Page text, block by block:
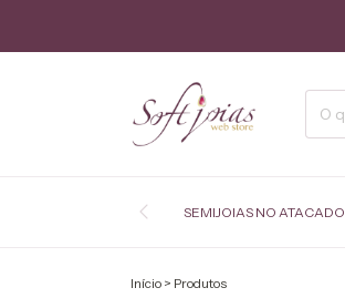
SEMIJOIAS NO ATACADO
Início > Produtos